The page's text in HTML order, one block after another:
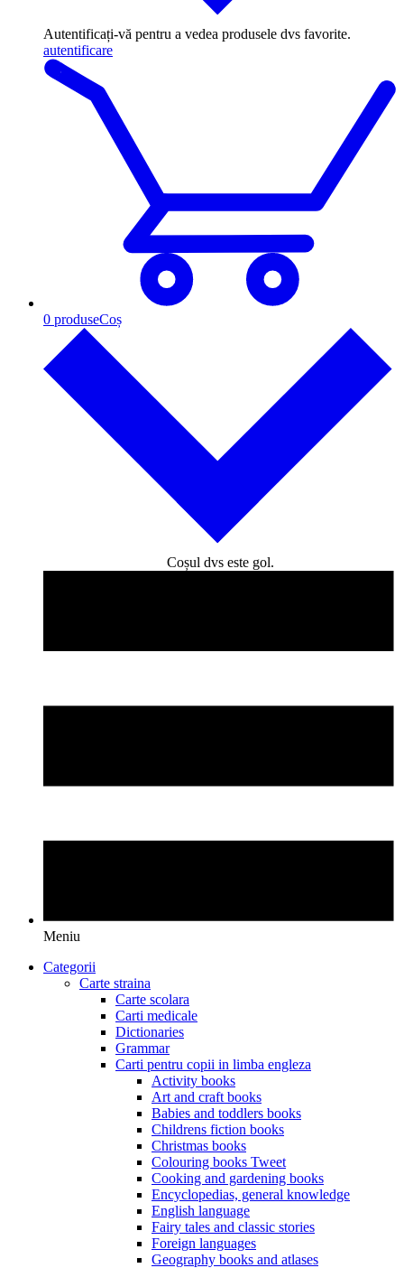
Autentificați-vă pentru a vedea produsele dvs favorite.
autentificare
0 produseCoș
Coșul dvs este gol.
Meniu
Categorii
Carte straina
Carte scolara
Carti medicale
Dictionaries
Grammar
Carti pentru copii in limba engleza
Activity books
Art and craft books
Babies and toddlers books
Childrens fiction books
Christmas books
Colouring books Tweet
Cooking and gardening books
Encyclopedias, general knowledge
English language
Fairy tales and classic stories
Foreign languages
Geography books and atlases